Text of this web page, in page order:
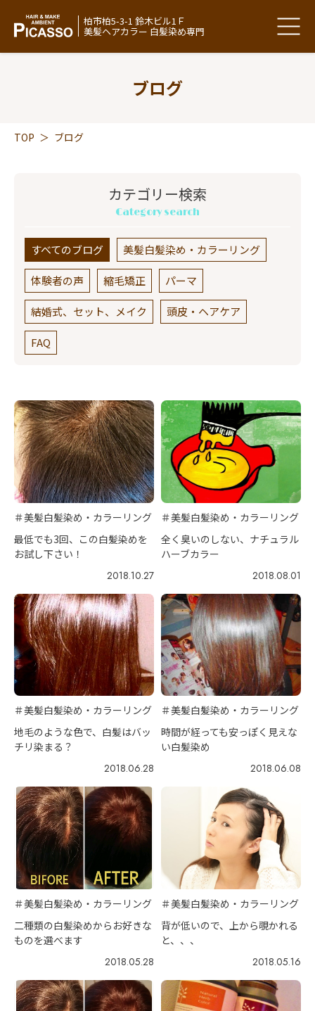
柏市柏5-3-1 鈴木ビル1Ｆ
美髪ヘアカラー 白髪染め専門
ブログ
TOP ＞ ブログ
カテゴリー検索
Category search
すべてのブログ 美髪白髪染め・カラーリング
体験者の声 縮毛矯正 パーマ
結婚式、セット、メイク 頭皮・ヘアケア
FAQ
＃美髪白髪染め・カラーリング
最低でも3回、この白髪染めを
お試し下さい！
2018.10.27
＃美髪白髪染め・カラーリング
全く臭いのしない、ナチュラル
ハーブカラー
2018.08.01
＃美髪白髪染め・カラーリング
地毛のような色で、白髪はバッ
チリ染まる？
2018.06.28
＃美髪白髪染め・カラーリング
時間が経っても安っぽく見えな
い白髪染め
2018.06.08
＃美髪白髪染め・カラーリング
二種類の白髪染めからお好きな
ものを選べます
2018.05.28
＃美髪白髪染め・カラーリング
背が低いので、上から覗かれる
と、、、
2018.05.16